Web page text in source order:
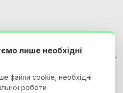
лише необхідні
файли cookie, необхідні
роботи